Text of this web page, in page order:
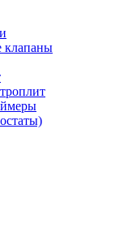
клапаны